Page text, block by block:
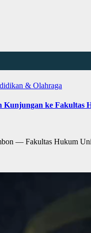
& Olahraga
Kunjungan ke Fakultas
— Fakultas Hukum